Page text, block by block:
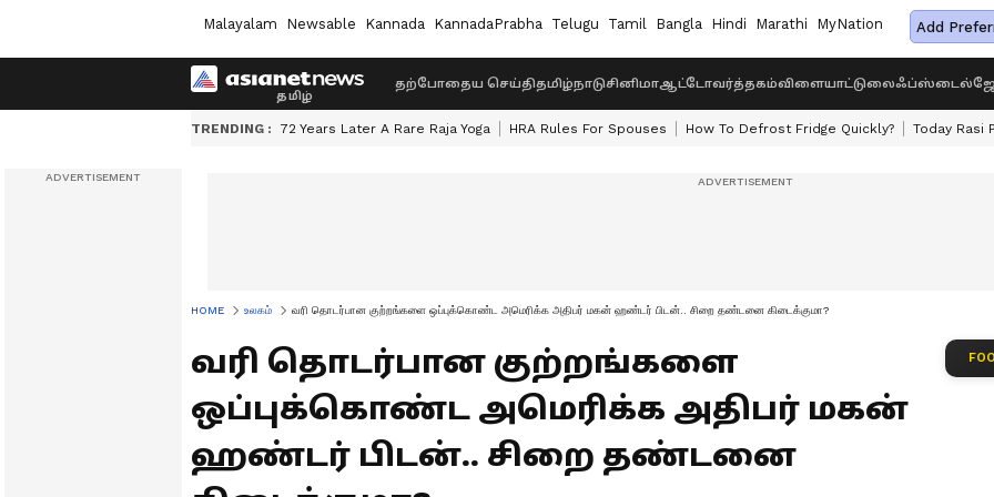
Malayalam Newsable Kannada KannadaPrabha Telugu Tamil Bangla Hindi Marathi MyNation Add
தற்போதைய செய்திதமிழ்நாடுசினிமாஆட்டோவர்த்தகம்விளையாட்டுலைஃப்ஸ்டைல்
TRENDING : 72 Years Later A Rare Raja Yoga HRA Rules For Spouses How To Defrost Fridge Quickly? Today Rasi
HOME உலகம் வரி தொடர்பான குற்றங்களை ஒப்புக்கொண்ட அமெரிக்க அதிபர் மகன் ஹண்டர் பிடன்.. சிறை தண்டனை கிடைக்குமா?
வரி தொடர்பான குற்றங்களை
ஒப்புக்கொண்ட அமெரிக்க அதிபர் மகன்
ஹண்டர் பிடன்.. சிறை தண்டனை